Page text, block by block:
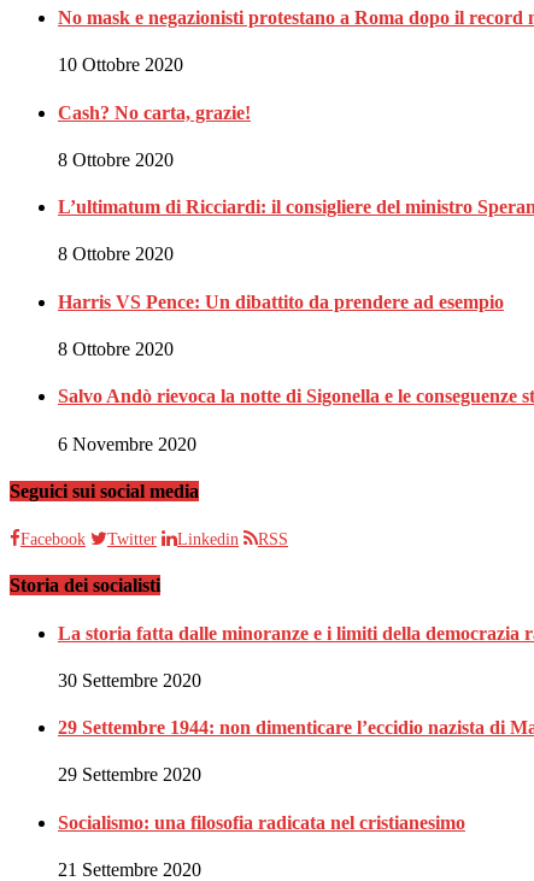
No mask e negazionisti protestano a Roma dopo il record
10 Ottobre 2020
Cash? No carta, grazie!
8 Ottobre 2020
L’ultimatum di Ricciardi: il consigliere del ministro
8 Ottobre 2020
Harris VS Pence: Un dibattito da prendere ad esempio
8 Ottobre 2020
Salvo Andò rievoca la notte di Sigonella e le conseguenze
6 Novembre 2020
Seguici sui social media
Facebook Twitter Linkedin RSS
Storia dei socialisti
La storia fatta dalle minoranze e i limiti della democrazia
30 Settembre 2020
29 Settembre 1944: non dimenticare l’eccidio nazista di
29 Settembre 2020
Socialismo: una filosofia radicata nel cristianesimo
21 Settembre 2020